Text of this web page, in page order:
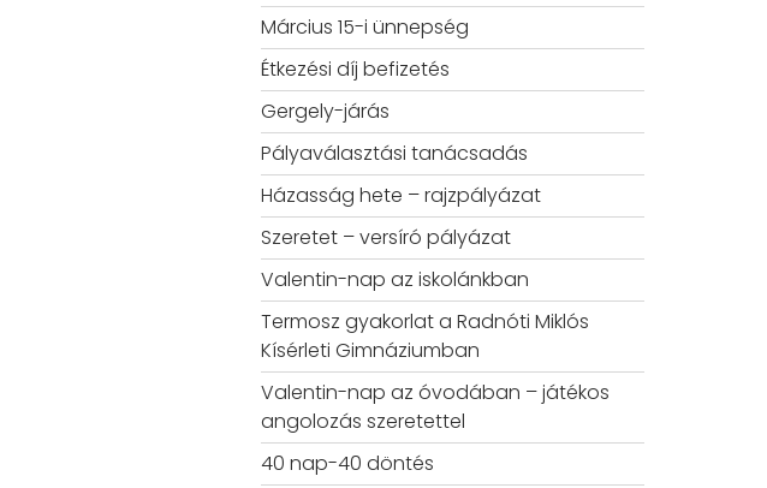
Március 15-i ünnepség
Étkezési díj befizetés
Gergely-járás
Pályaválasztási tanácsadás
Házasság hete – rajzpályázat
Szeretet – versíró pályázat
Valentin-nap az iskolánkban
Termosz gyakorlat a Radnóti Miklós
Kísérleti Gimnáziumban
Valentin-nap az óvodában – játékos
angolozás szeretettel
40 nap-40 döntés